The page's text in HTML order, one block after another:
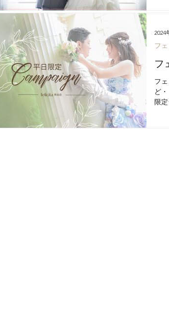
フ
フ
ど
限
フ
2024